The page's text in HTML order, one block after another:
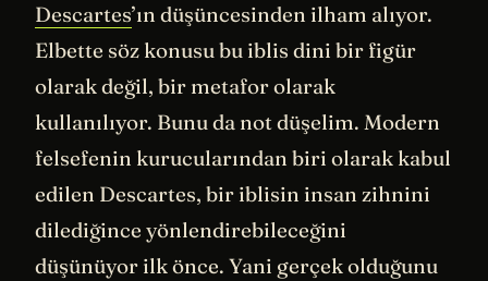
Descartes’ın düşüncesinden ilham alıyor.
Elbette söz konusu bu iblis dini bir figür
olarak değil, bir metafor olarak
kullanılıyor. Bunu da not düşelim. Modern
felsefenin kurucularından biri olarak kabul
edilen Descartes, bir iblisin insan zihnini
dilediğince yönlendirebileceğini
düşünüyor ilk önce. Yani gerçek olduğunu